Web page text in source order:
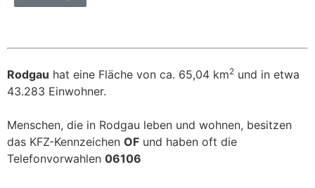
Rodgau hat eine Fläche von ca. 65,04 km2 und in etwa
43.283 Einwohner.
Menschen, die in Rodgau leben und wohnen, besitzen
das KFZ-Kennzeichen OF und haben oft die
Telefonvorwahlen 06106